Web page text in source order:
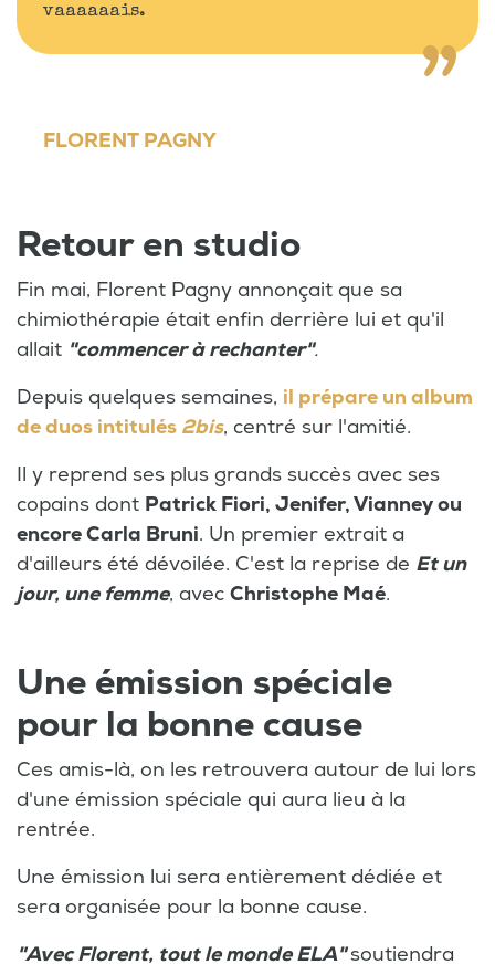
vaaaaaais.
FLORENT PAGNY
Retour en studio
Fin mai, Florent Pagny annonçait que sa
chimiothérapie était enfin derrière lui et qu'il
allait "commencer à rechanter".
Depuis quelques semaines, il prépare un album
de duos intitulés 2bis, centré sur l'amitié.
Il y reprend ses plus grands succès avec ses
copains dont Patrick Fiori, Jenifer, Vianney ou
encore Carla Bruni. Un premier extrait a
d'ailleurs été dévoilée. C'est la reprise de Et un
jour, une femme, avec Christophe Maé.
Une émission spéciale
pour la bonne cause
Ces amis-là, on les retrouvera autour de lui lors
d'une émission spéciale qui aura lieu à la
rentrée.
Une émission lui sera entièrement dédiée et
sera organisée pour la bonne cause.
"Avec Florent, tout le monde ELA"soutiendra